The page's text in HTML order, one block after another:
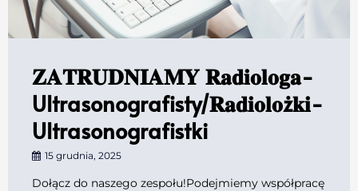
𝐙𝐀𝐓𝐑𝐔𝐃𝐍𝐈𝐀𝐌𝐘 𝐑𝐚𝐝𝐢𝐨𝐥𝐨𝐠𝐚-
Ultrasonografisty/𝐑𝐚𝐝𝐢𝐨𝐥𝐨ż𝐤𝐢-
Ultrasonografistki
15 grudnia, 2025
Dołącz do naszego zespołu!Podejmiemy współpracę